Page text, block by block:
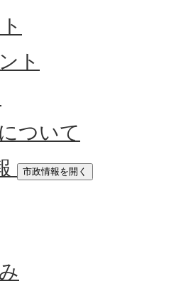
ト
ついて
市政情報を開く